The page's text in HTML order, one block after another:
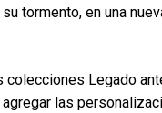
tormento, en una
colecciones Legado
las